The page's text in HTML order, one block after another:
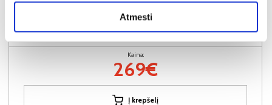
Atmesti
Kaina:
269€
Į krepšelį